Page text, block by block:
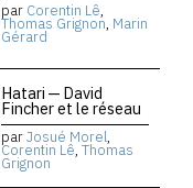
par Corentin Lê,
Thomas Grignon, Marin
Gérard
Hatari — David
Fincher et le réseau
parJosué Morel,
Corentin Lê, Thomas
Grignon